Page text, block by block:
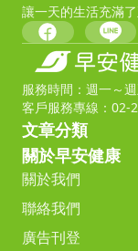
讓一天的生活充滿
服務時間：週一～
客戶服務專線：02-
文章分類
關於早安健康
關於我們
聯絡我們
廣告刊登